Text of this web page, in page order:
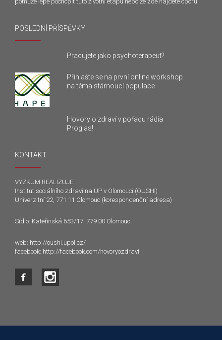
POSLEDNÍ PŘÍSPĚVKY
Pracujete jako psychoterapeut?
Přihlašte se na první online workshop
na téma stárnoucí populace
Hovory o zdraví v pořadu rádia
Proglas!
KONTAKT
VÝZKUM REALIZUJE
Institut sociálního zdraví na UP v Olomouci (OUSHI)
Univerzitní 22, 771 11 Olomouc (korespondenční adresa)
Sídlo: Kateřinská 653/17, 779 00 Olomouc
web: http://oushi.upol.cz/
facebook: http://facebook.com/hovoryozdravi